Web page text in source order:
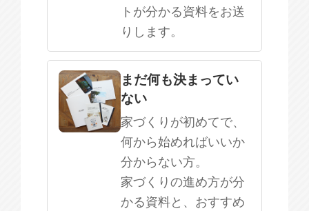
トが分かる資料をお送
りします。
まだ何も決まってい
ない
家づくりが初めてで、
何から始めればいいか
分からない方。
家づくりの進め方が分
かる資料と、おすすめ